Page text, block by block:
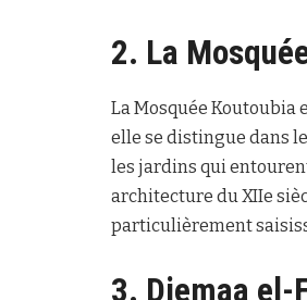
2. La
La Mosquée Koutoubia
elle se distingue dans
les jardins qui
architecture du XIIe
particulièrement
3. Djemaa el-